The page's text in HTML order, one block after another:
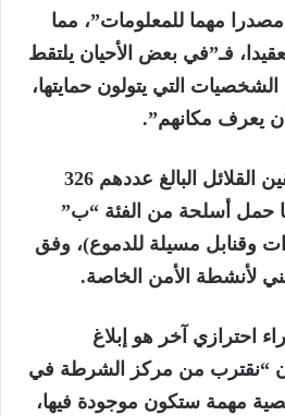
مهما للمعلومات”، مما
فـ”في بعض الأحيان يلتقط
التي يتولون حمايتها،
يعرف مكانهم”.
وستيفان هو أحد المرافقين القلائل البالغ عددهم 326
حمل أسلحة من الفئة “ب”
وقنابل مسيلة للدموع)، وفق
لأنشطة الأمن الخاصة.
احترازي آخر هو إبلاغ
“نقترب من مركز الشرطة في
مهمة ستكون موجودة فيها،